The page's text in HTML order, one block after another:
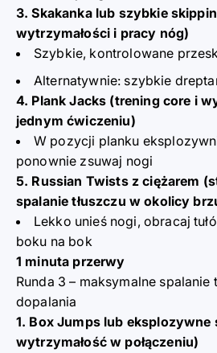
3. Skakanka lub szybkie
wytrzymałości i pracy nóg)
Szybkie, kontrolowane
Alternatywnie: szybkie
4. Plank Jacks (trening core i
jednym ćwiczeniu)
W pozycji planku
ponownie zsuwaj nogi
5. Russian Twists z ciężarem
spalanie tłuszczu w okolicy
Lekko unieś nogi, obracaj
boku na bok
1 minuta przerwy
Runda 3 – maksymalne spalanie
dopalania
1. Box Jumps lub eksplozywne
wytrzymałość w połączeniu)